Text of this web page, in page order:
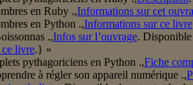
en Ruby .,Informations sur cet
en Python .,Informations sur ce livre
.,Infos sur l’ouvrage.
livre.} »
pythagoriciens en Python .,Fiche
à régler son appareil numérique .,